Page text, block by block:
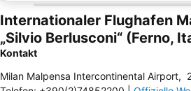
Internationaler Flughafen
„Silvio Berlusconi“ (Ferno,
Kontakt
Milan Malpensa Intercontinental Airport,